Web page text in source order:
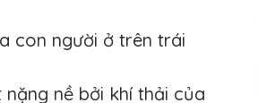
con người ở trên trái
nề bởi khí thải của